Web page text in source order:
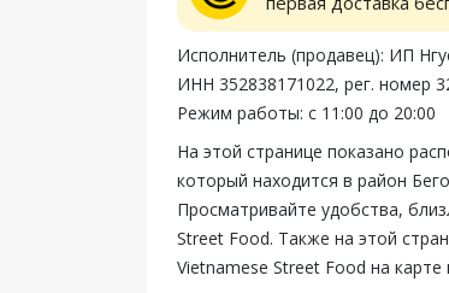
Исполнитель (продавец): ИП
ИНН 352838171022, рег. номер
Режим работы: с 11:00 до 20:00
На этой странице показано
который находится в район
Просматривайте удобства,
Street Food. Также на этой
Vietnamese Street Food на